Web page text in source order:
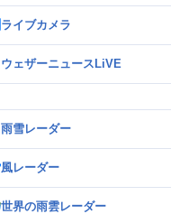
ライブカメラ
ウェザーニュースLiVE
雨雪レーダー
風レーダー
世界の雨雲レーダー